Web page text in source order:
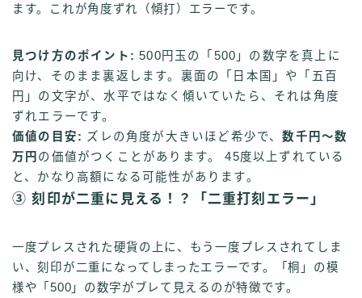
ます。これが角度ずれ（傾打）エラーです。
見つけ方のポイント: 500円玉の「500」の数字を真上に
向け、そのまま裏返します。裏面の「日本国」や「五百
円」の文字が、水平ではなく傾いていたら、それは角度
ずれエラーです。
価値の目安: ズレの角度が大きいほど希少で、数千円〜数
万円 の価値がつくことがあります。 45度以上ずれている
と、かなり高額になる可能性があります。
③ 刻印が二重に見える！？「二重打刻エラー」
一度プレスされた硬貨の上に、もう一度プレスされてしま
い、刻印が二重になってしまったエラーです。「桐」の模
様や「500」の数字がブレて見えるのが特徴です。